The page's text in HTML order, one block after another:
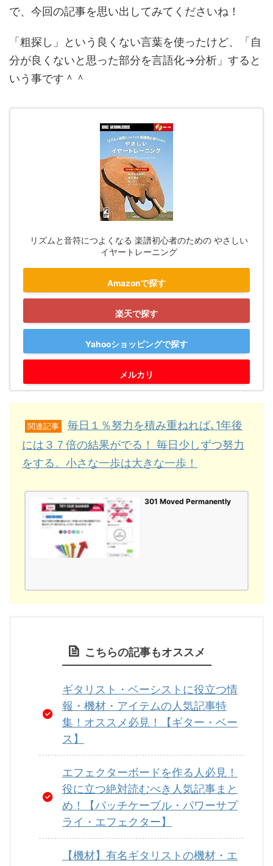
で、今回の記事を思い出してみてくださいね！
「粗探し」という良くない言葉を使ったけど、「自
分が良くないと思った部分を言語化→分析」すると
いう事です＾＾
リズムと音符につよくなる 楽譜初心者のための やさしい
イヤートレーニング
Amazonで探す
楽天で探す
Yahooショッピングで探す
メルカリ
関連記事
毎日１％努力を積み重ねれば､1年後
には３７倍の結果がでる！ 毎日少しずつ努力
をする。小さな一歩は大きな一歩！
301 Moved Permanently
こちらの記事もオススメ
ギタリスト・ベーシストに役立つ情
報・機材・アイテムの人気記事特
集！オススメ必見！【ギター・ベー
ス】
エフェクターボードを作る人必見！
役に立つ絶対読むべき人気記事まと
め！【パッチケーブル・パワーサプ
ライ・エフェクター】
【機材】有名ギタリストの機材・エ